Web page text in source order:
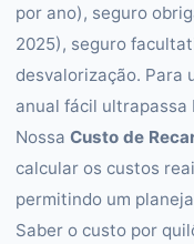
por ano), seguro
2025), seguro
desvalorização. Para
anual fácil ultrapassa
Nossa Custo de
calcular os custos
permitindo um
Saber o custo por